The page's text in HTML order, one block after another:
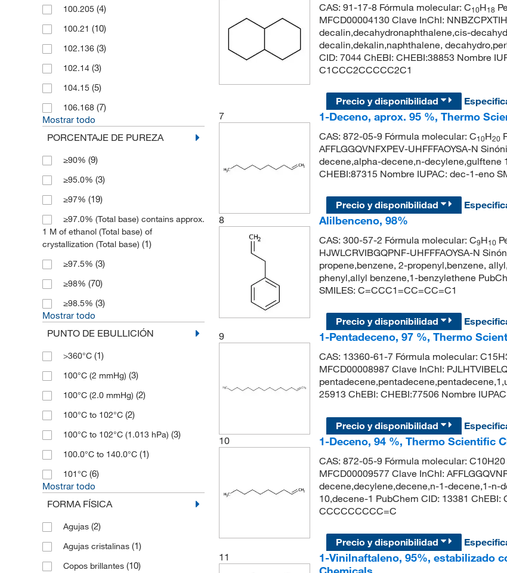
100.205 (4)
100.21 (10)
102.136 (3)
102.14 (3)
104.15 (5)
106.168 (7)
Mostrar todo
PORCENTAJE DE PUREZA
≥90% (9)
≥95.0% (3)
≥97% (19)
≥97.0% (Total base) contains approx.
1 M of ethanol (Total base) of
crystallization (Total base) (1)
≥97.5% (3)
≥98% (70)
≥98.5% (3)
Mostrar todo
PUNTO DE EBULLICIÓN
>360°C (1)
100°C (2 mmHg) (3)
100°C (2.0 mmHg) (2)
100°C to 102°C (2)
100°C to 102°C (1.013 hPa) (3)
100.0°C to 140.0°C (1)
101°C (6)
Mostrar todo
FORMA FÍSICA
Agujas (2)
Agujas cristalinas (1)
Copos brillantes (10)
CAS: 91-17-8 Fórmula molecular: C10H18
MFCD00004130 Clave InChI:
decalin,decahydronaphthalene,cis-
decalin,dekalin,naphthalene,
CID: 7044 ChEBI: CHEBI:38853 Nombre
C1CCC2CCCCC2C1
Precio y disponibilidad
7
1-Deceno, aprox. 95 %, Thermo
CAS: 872-05-9 Fórmula molecular: C10H20
AFFLGGQVNFXPEV-UHFFFAOYSA-N
decene,alpha-decene,n-decylene,gulftene
CHEBI:87315 Nombre IUPAC: dec-1-eno
Precio y disponibilidad
8
Alilbenceno, 98%
CAS: 300-57-2 Fórmula molecular: C9H10
HJWLCRVIBGQPNF-UHFFFAOYSA-N
propene,benzene, 2-propenyl,benzene,
phenyl,allyl benzene,1-benzylethene
SMILES: C=CCC1=CC=CC=C1
Precio y disponibilidad
9
1-Pentadeceno, 97 %, Thermo
CAS: 13360-61-7 Fórmula molecular:
MFCD00008987 Clave InChI:
25913 ChEBI: CHEBI:77506 Nombre
Precio y disponibilidad
10
1-Deceno, 94 %, Thermo Scientific
CAS: 872-05-9 Fórmula molecular:
MFCD00009577 Clave InChI:
decene,decylene,decene,n-1-decene,1-n-
10,decene-1 PubChem CID: 13381 ChEBI:
CCCCCCCCC=C
Precio y disponibilidad
11
1-Vinilnaftaleno, 95%, estabilizado